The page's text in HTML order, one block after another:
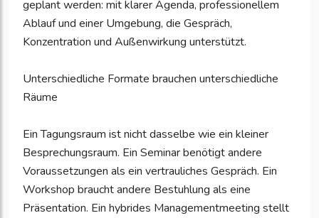
geplant werden: mit klarer Agenda, professionellem
Ablauf und einer Umgebung, die Gespräch,
Konzentration und Außenwirkung unterstützt.
Unterschiedliche Formate brauchen unterschiedliche
Räume
Ein Tagungsraum ist nicht dasselbe wie ein kleiner
Besprechungsraum. Ein Seminar benötigt andere
Voraussetzungen als ein vertrauliches Gespräch. Ein
Workshop braucht andere Bestuhlung als eine
Präsentation. Ein hybrides Managementmeeting stellt